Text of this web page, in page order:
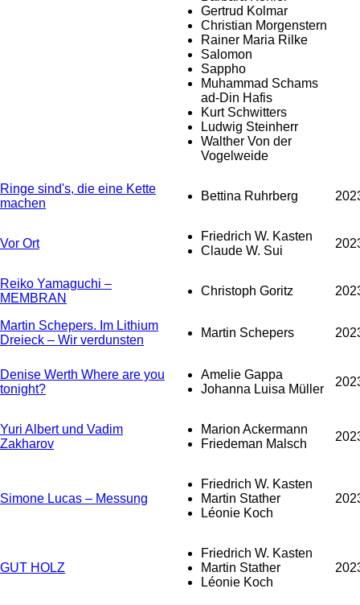
Gertrud Kolmar
Christian Morgenstern
Rainer Maria Rilke
Salomon
Sappho
Muhammad Schams
ad-Din Hafis
Kurt Schwitters
Ludwig Steinherr
Walther Von der
Vogelweide
Ringe sind's, die eine Kette
machen
Bettina Ruhrberg
Vor Ort
Friedrich W. Kasten
Claude W. Sui
Reiko Yamaguchi –
MEMBRAN
Christoph Goritz
Martin Schepers. Im Lithium
Dreieck – Wir verdunsten
Martin Schepers
Denise Werth Where are you
tonight?
Amelie Gappa
Johanna Luisa Müller
Yuri Albert und Vadim
Zakharov
Marion Ackermann
Friedeman Malsch
Simone Lucas – Messung
Friedrich W. Kasten
Martin Stather
Léonie Koch
GUT HOLZ
Friedrich W. Kasten
Martin Stather
Léonie Koch